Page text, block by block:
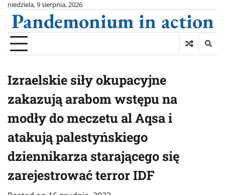
Skip
content
niedziela, 9 sierpnia, 2026
Pandemonium in action
Izraelskie siły okupacyjne
zakazują arabom wstępu na
modły do meczetu al Aqsa i
atakują palestyńskiego
dziennikarza starającego się
zarejestrować terror IDF